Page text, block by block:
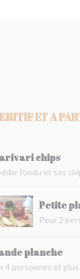
ET A
chips
fondu et ses
Petite
Pour 2
planche
4 personnes et